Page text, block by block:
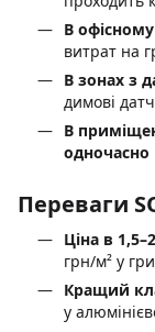
В
витрат на
В зонах з
димові
В
одночасно
Переваги
Ціна в
грн/м² у
Кращий
у